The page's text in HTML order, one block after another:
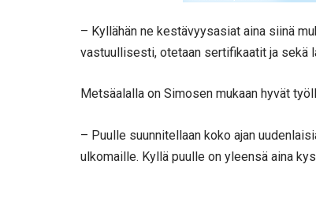
– Kyllähän ne kestävyysasiat aina siinä
vastuullisesti, otetaan sertifikaatit ja sekä
Metsäalalla on Simosen mukaan hyvät
– Puulle suunnitellaan koko ajan
ulkomaille. Kyllä puulle on yleensä aina